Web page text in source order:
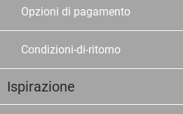
Opzioni di pagamento
Condizioni-di-ritorno
Ispirazione